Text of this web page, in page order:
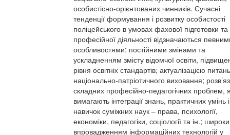
особистісно-орієнтованих чинників. Сучасні
тенденції формування і розвитку особистості
поліцейського в умовах фахової підготовки та
професійної діяльності відзначаються
особливостями: постійними змінами та
ускладненням змісту відомчої освіти,
рівня освітніх стандартів; актуалізацією питань
національно-патріотичного виховання;
складних професійно-педагогічних проблем,
вимагають інтеграції знань, практичних умінь і
навичок суміжних наук – права, психології,
економіки, педагогіки, соціології та ін.;
впровадженням інформаційних технологій у